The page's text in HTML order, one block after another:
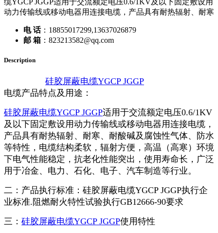
缆YGCP JGGP适用于交流额定电压0.6/1KV及以下固定敷设用
动力传输线或移动电器用连接电缆，产品具有耐热辐射、耐寒
电 话：18855017299,13637026879
邮 箱 ：823213582@qq.com
Description
硅胶屏蔽电缆YGCP JGGP
电缆产品特点及用途：
硅胶屏蔽电缆YGCP JGGP适用于交流额定电压0.6/1KV
及以下固定敷设用动力传输线或移动电器用连接电缆，
产品具有耐热辐射、耐寒、耐酸碱及腐蚀性气体、防水
等特性，电缆结构柔软，辐射方便，高温（高寒）环境
下电气性能稳定，抗老化性能突出，使用寿命长，广泛
用于冶金、电力、石化、电子、汽车制造等行业。
二：产品执行标准：硅胶屏蔽电缆YGCP JGGP执行企
业标准.阻燃耐火特性试验执行GB12666-90要求
三： 硅胶屏蔽电缆YGCP JGGP使用特性